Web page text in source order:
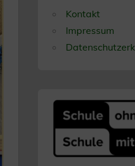
Kontakt
Impressum